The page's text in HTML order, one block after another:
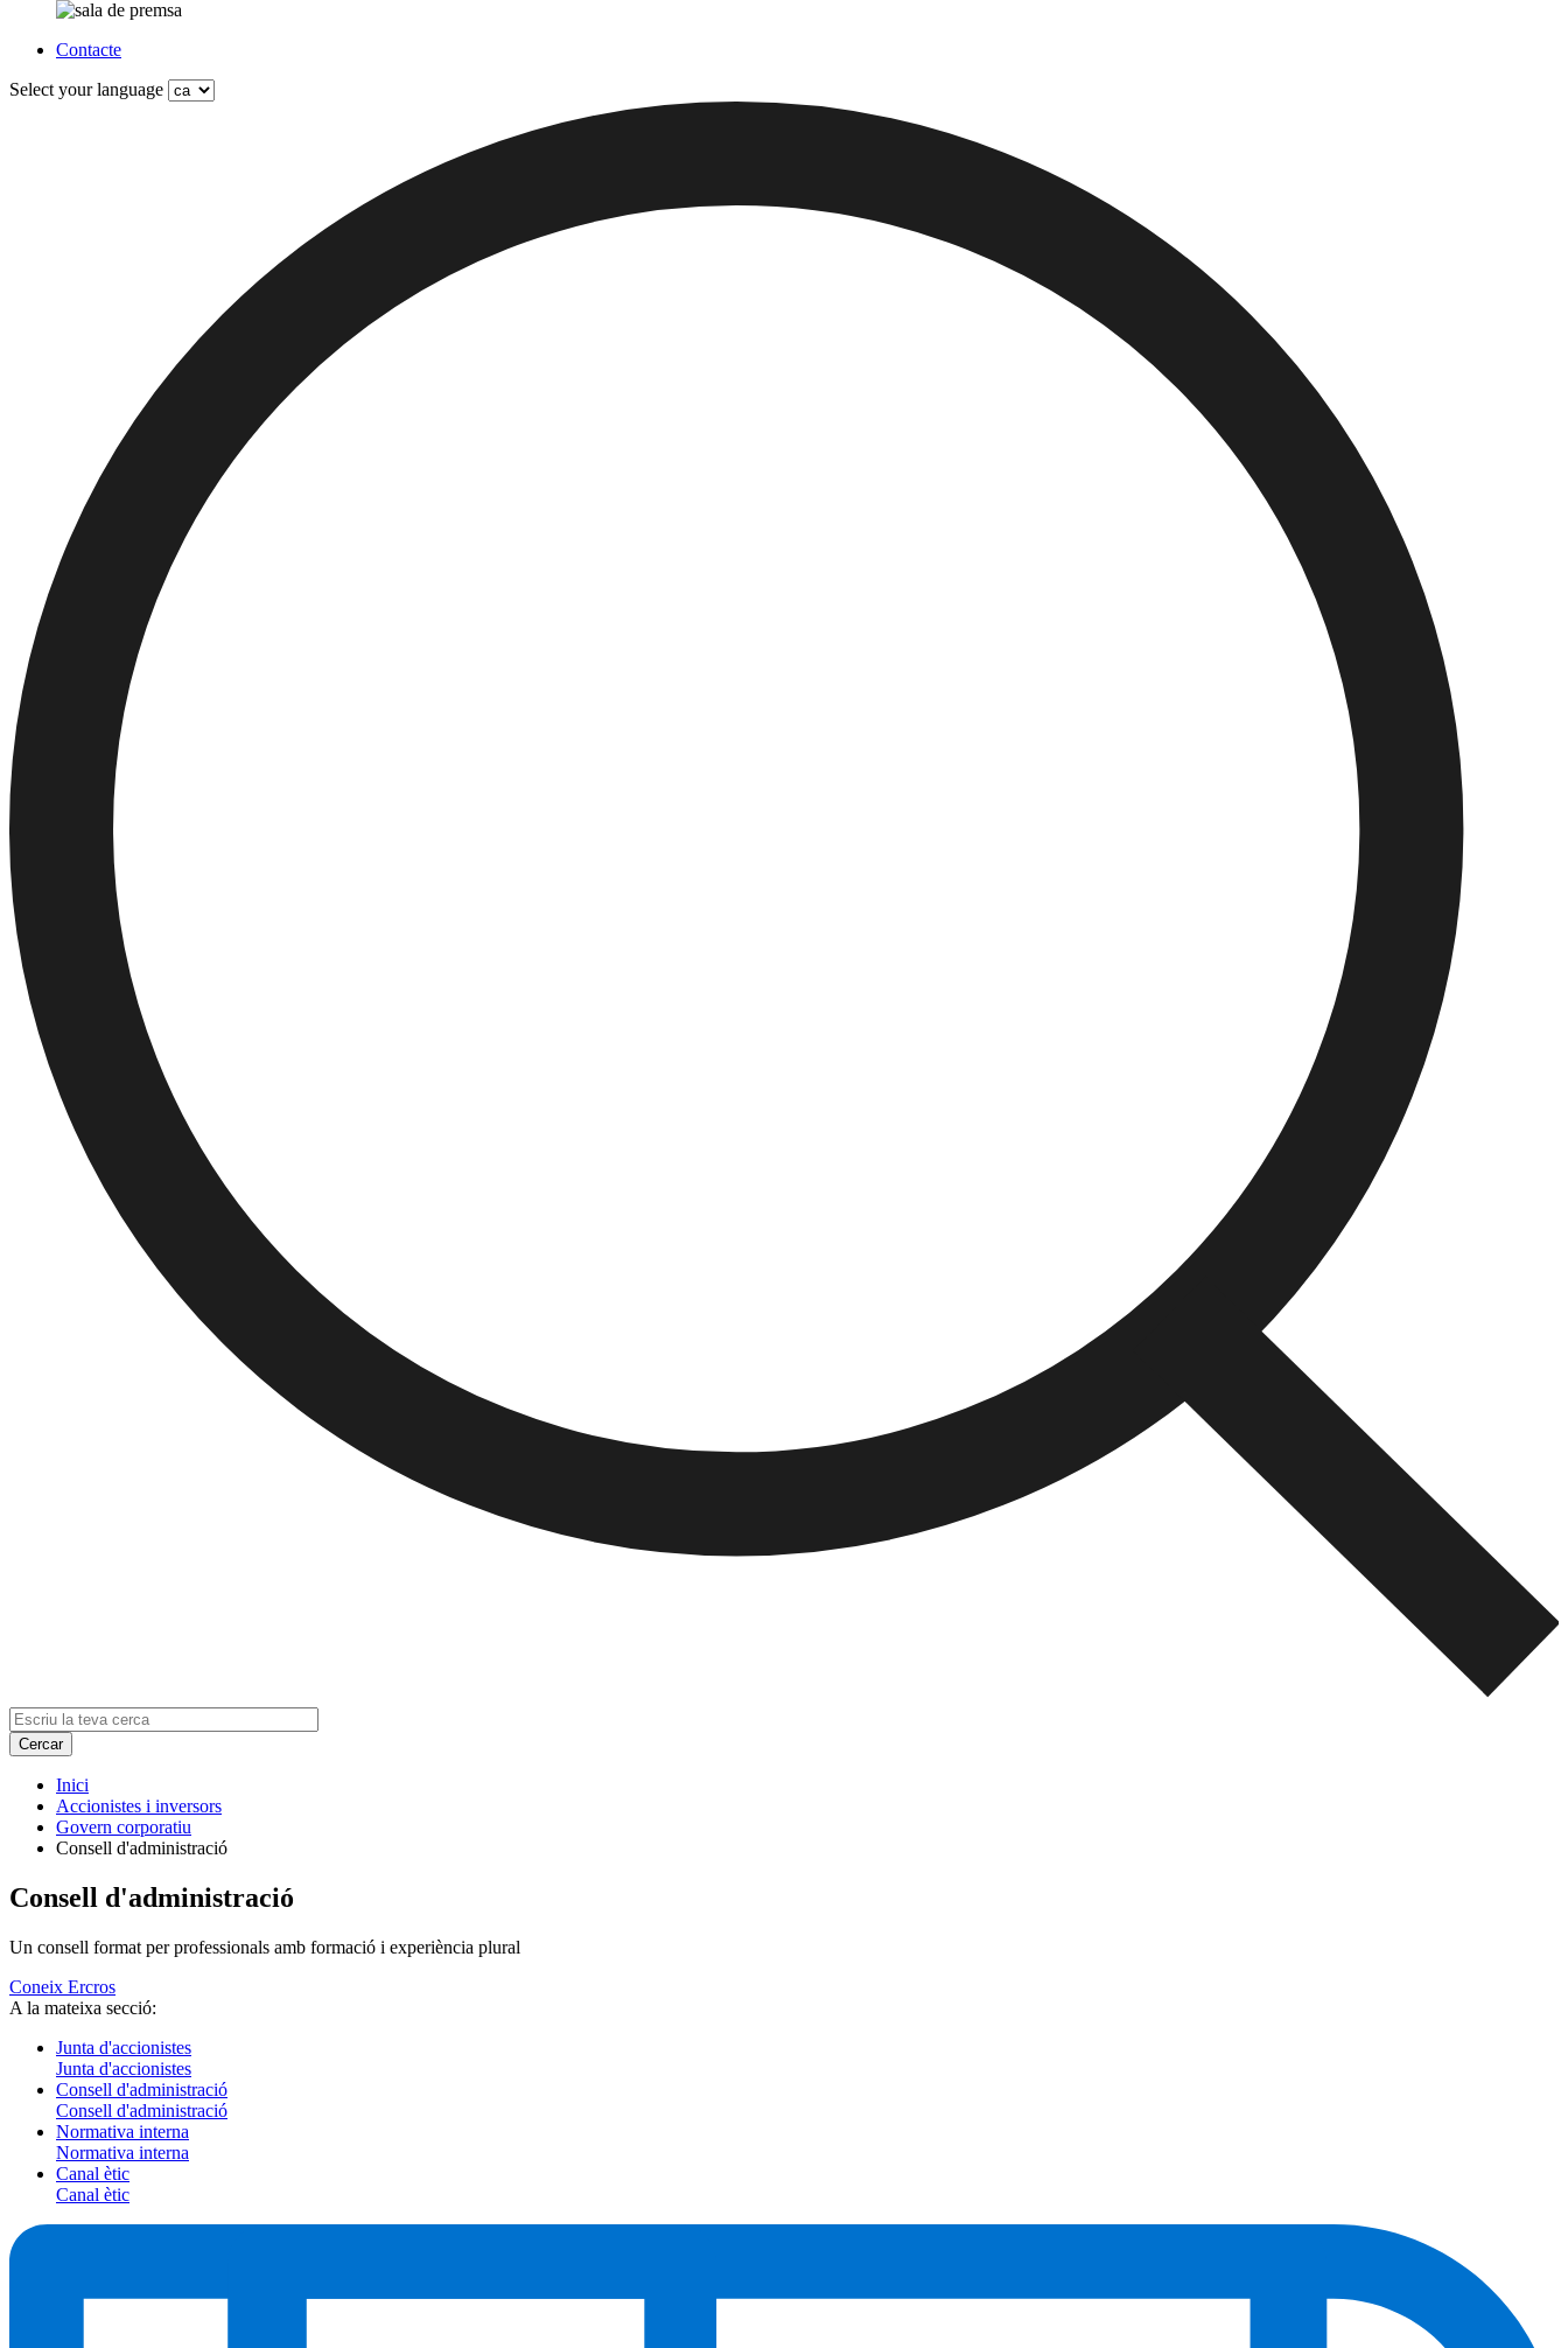
Contacte
Select your language
Inici
Accionistes i inversors
Govern corporatiu
Consell d'administració
Consell d'administració
Un consell format per professionals amb formació i experiència plural
Coneix Ercros
A la mateixa secció:
Junta d'accionistes
Junta d'accionistes
Consell d'administració
Consell d'administració
Normativa interna
Normativa interna
Canal ètic
Canal ètic